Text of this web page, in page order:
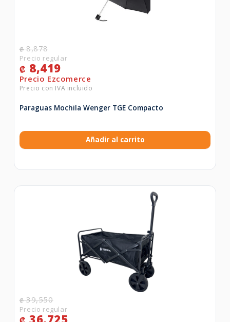
₡8,878
₡ 8,419
Paraguas Mochila Wenger TGE Compacto
Añadir al carrito
₡39,550
36,725